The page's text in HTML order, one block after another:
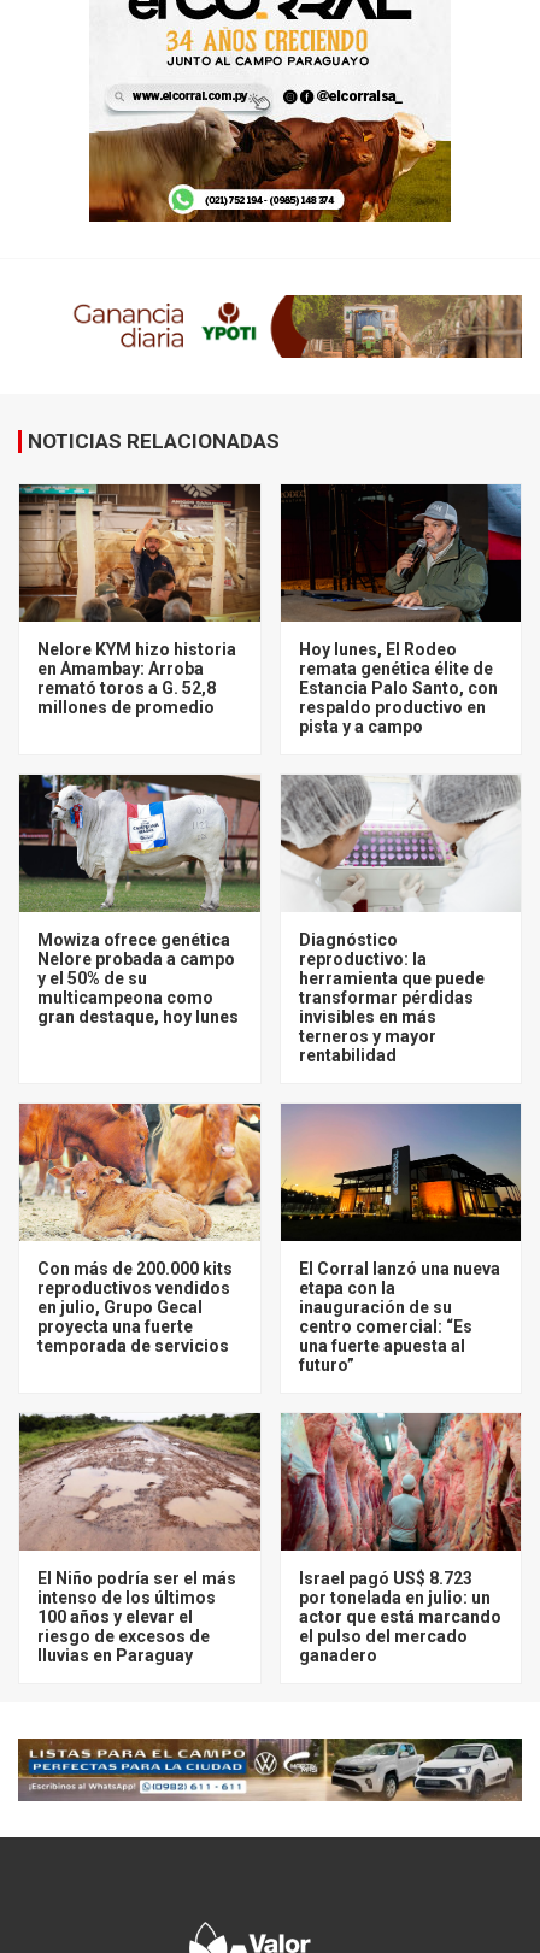
NOTICIAS RELACIONADAS
Nelore KYM hizo historia
en Amambay: Arroba
remató toros a G. 52,8
millones de promedio
Hoy lunes, El Rodeo
remata genética élite de
Estancia Palo Santo, con
respaldo productivo en
pista y a campo
Mowiza ofrece genética
Nelore probada a campo
y el 50% de su
multicampeona como
gran destaque, hoy lunes
Diagnóstico
reproductivo: la
herramienta que puede
transformar pérdidas
invisibles en más
terneros y mayor
rentabilidad
Con más de 200.000 kits
reproductivos vendidos
en julio, Grupo Gecal
proyecta una fuerte
temporada de servicios
El Corral lanzó una nueva
etapa con la
inauguración de su
centro comercial: “Es
una fuerte apuesta al
futuro”
El Niño podría ser el más
intenso de los últimos
100 años y elevar el
riesgo de excesos de
lluvias en Paraguay
Israel pagó US$ 8.723
por tonelada en julio: un
actor que está marcando
el pulso del mercado
ganadero